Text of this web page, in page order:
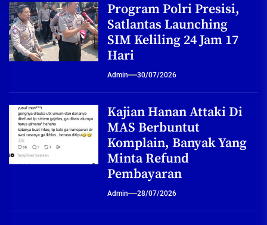
Program Polri Presisi,
Satlantas Launching
SIM Keliling 24 Jam 17
Hari
Admin 30/07/2026
Kajian Hanan Attaki Di
MAS Berbuntut
Komplain, Banyak Yang
Minta Refund
Pembayaran
Admin 28/07/2026